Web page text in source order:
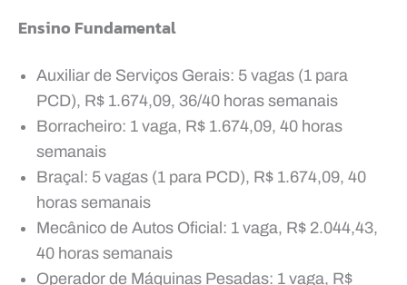
Ensino Fundamental
Auxiliar de Serviços Gerais: 5 vagas (1 para
PCD), R$ 1.674,09, 36/40 horas semanais
Borracheiro: 1 vaga, R$ 1.674,09, 40 horas
semanais
Braçal: 5 vagas (1 para PCD), R$ 1.674,09, 40
horas semanais
Mecânico de Autos Oficial: 1 vaga, R$ 2.044,43,
40 horas semanais
Operador de Máquinas Pesadas: 1 vaga, R$